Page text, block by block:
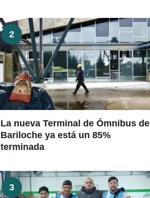
2
La nueva Terminal de Ómnibus de
Bariloche ya está un 85%
terminada
3